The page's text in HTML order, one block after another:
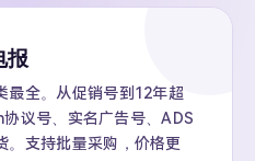
报
最全。从促销号到12年超
议号、实名广告号、ADS
。支持批量采购，价格更